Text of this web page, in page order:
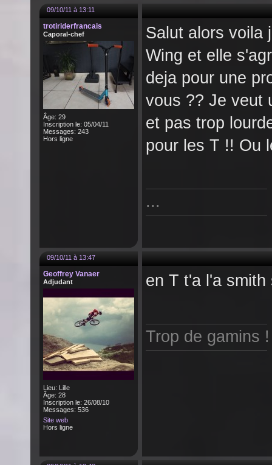
09/10/11 à 13:11
trotiriderfrancais
Caporal-chef
Âge: 29
Inscription le: 05/04/11
Messages: 243
Hors ligne
Salut alors voila
Wing et elle
deja pour une
vous ?? Je veut
et pas trop
pour les T !! Ou
...
09/10/11 à 13:47
Geoffrey Vanaer
Adjudant
Lieu: Lille
Âge: 28
Inscription le: 26/08/10
Messages: 536
Site web
Hors ligne
en T t'a l'a
Trop de gamins